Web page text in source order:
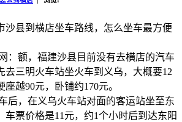
沙县到横店坐车路线，怎么坐车最方便
额，福建沙县目前没有去横店的汽车
去三明火车站坐火车到义乌，大概要12
越90元，卧铺约170元。
，在义乌火车站对面的客运站坐至东
车票价格是11元，约1个小时后到达东阳